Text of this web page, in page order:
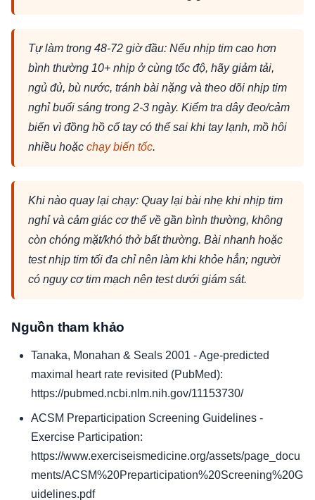
Tự làm trong 48-72 giờ đầu: Nếu nhịp tim cao hơn
bình thường 10+ nhịp ở cùng tốc độ, hãy giảm tải,
ngủ đủ, bù nước, tránh bài nặng và theo dõi nhịp tim
nghỉ buổi sáng trong 2-3 ngày. Kiểm tra dây đeo/cảm
biến vì đồng hồ cổ tay có thể sai khi tay lạnh, mồ hôi
nhiều hoặc chạy biến tốc.
Khi nào quay lại chạy: Quay lại bài nhẹ khi nhịp tim
nghỉ và cảm giác cơ thể về gần bình thường, không
còn chóng mặt/khó thở bất thường. Bài nhanh hoặc
test nhịp tim tối đa chỉ nên làm khi khỏe hẳn; người
có nguy cơ tim mạch nên test dưới giám sát.
Nguồn tham khảo
Tanaka, Monahan & Seals 2001 - Age-predicted
maximal heart rate revisited (PubMed):
https://pubmed.ncbi.nlm.nih.gov/11153730/
ACSM Preparticipation Screening Guidelines -
Exercise Participation:
https://www.exerciseismedicine.org/assets/page_docu
ments/ACSM%20Preparticipation%20Screening%20G
uidelines.pdf